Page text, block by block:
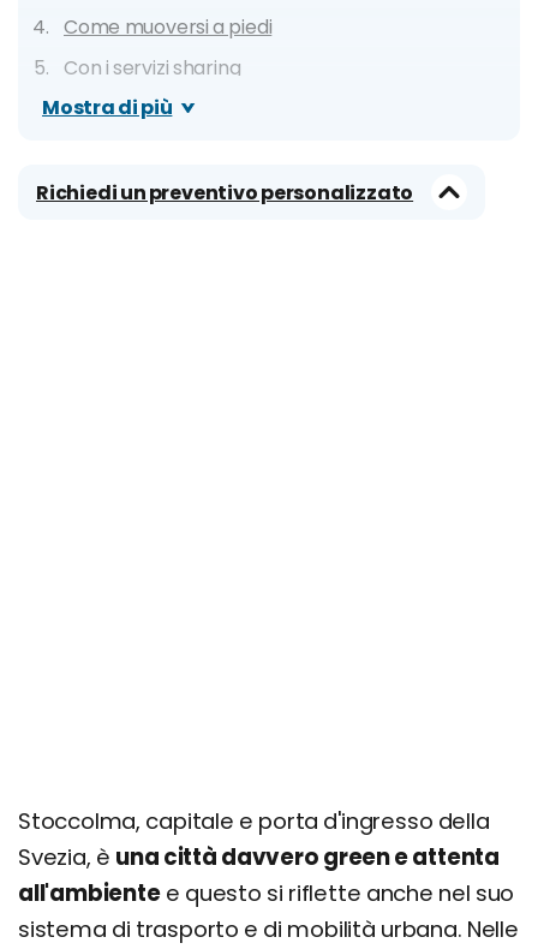
Come muoversi a piedi
Con i servizi sharing
Con i mezzi pubblici
Bus
Mostra di più
Richiedi un preventivo personalizzato
Stoccolma, capitale e porta d'ingresso della
Svezia, è una città davvero green e attenta
all'ambientee questo si riflette anche nel suo
sistema di trasporto e di mobilità urbana. Nelle